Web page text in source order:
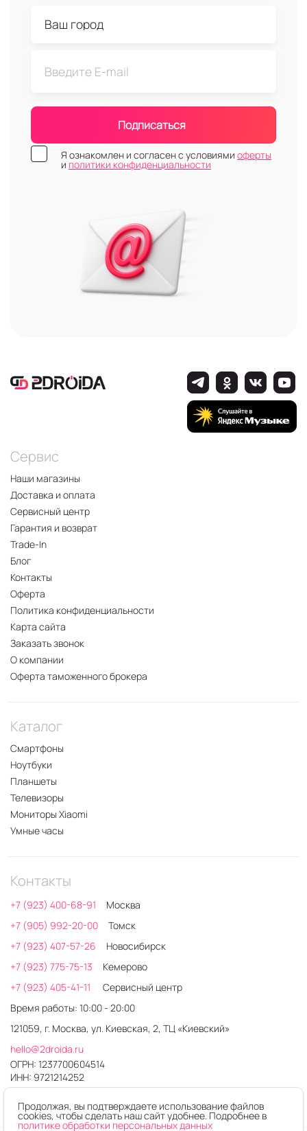
Подписаться
Я ознакомлен и согласен с условиями оферты
и политики конфиденциальности
Сервис
Наши магазины
Доставка и оплата
Сервисный центр
Гарантия и возврат
Trade-In
Блог
Контакты
Оферта
Политика конфиденциальности
Карта сайта
Заказать звонок
О компании
Оферта таможенного брокера
Каталог
Смартфоны
Ноутбуки
Планшеты
Телевизоры
Мониторы Xiaomi
Умные часы
Контакты
+7 (923) 400-68-91
Москва
+7 (905) 992-20-00
Томск
+7 (923) 407-57-26
Новосибирск
+7 (923) 775-75-13
Кемерово
+7 (923) 405-41-11
Сервисный центр
Время работы: 10:00 - 20:00
121059, г. Москва, ул. Киевская, 2, ТЦ «Киевский»
hello@2droida.ru
ОГРН: 1237700604514
ИНН: 9721214252
Продолжая, вы подтверждаете использование файлов
cookies, чтобы сделать наш сайт удобнее. Подробнее в
политике обработки персональных данных